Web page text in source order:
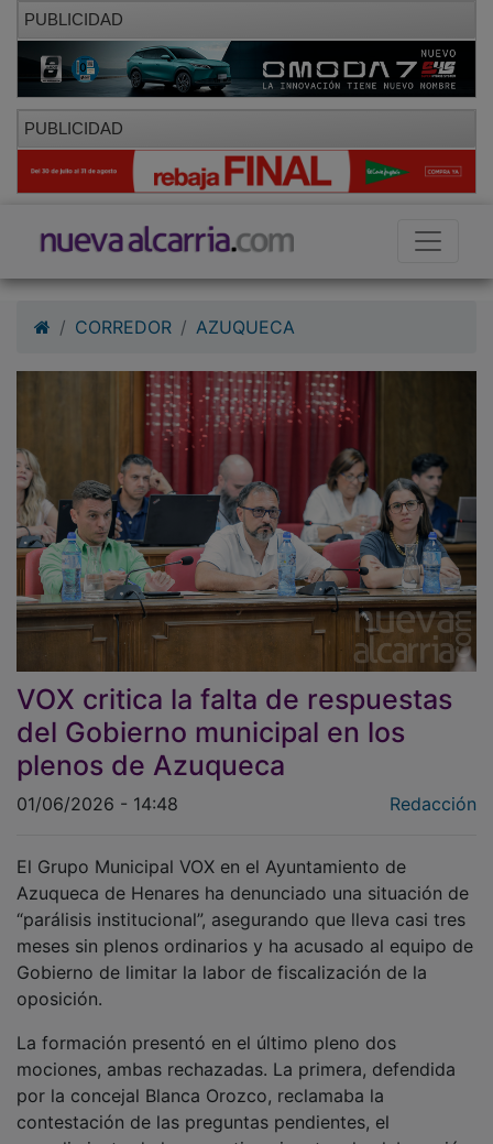
PUBLICIDAD
PUBLICIDAD
VOX critica la falta de respuestas
del Gobierno municipal en los
plenos de Azuqueca
Azuqueca de Henares ha denunciado una situación de
“parálisis institucional”, asegurando que lleva casi tres
meses sin plenos ordinarios y ha acusado al equipo de
Gobierno de limitar la labor de fiscalización de la
oposición.
mociones, ambas rechazadas. La primera, defendida
por la concejal Blanca Orozco, reclamaba la
contestación de las preguntas pendientes, el
cumplimiento de la normativa vigente y la elaboración